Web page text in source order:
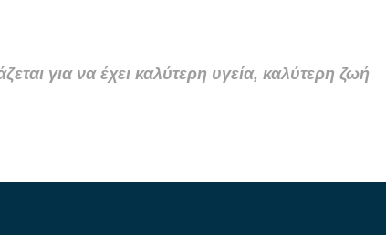
για να έχει καλύτερη υγεία, καλύτερη ζωή